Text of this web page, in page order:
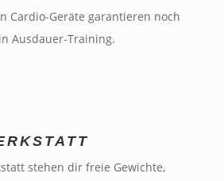
Cardio-Geräte garantieren noch
Ausdauer-Training.
stehen dir freie Gewichte,